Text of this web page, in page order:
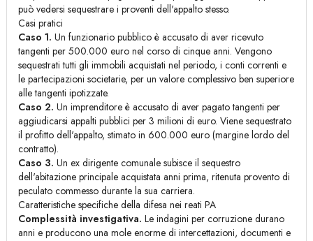
può vedersi sequestrare i proventi dell'appalto stesso.
Casi pratici
Caso 1. Un funzionario pubblico è accusato di aver ricevuto
tangenti per 500.000 euro nel corso di cinque anni. Vengono
sequestrati tutti gli immobili acquistati nel periodo, i conti correnti e
le partecipazioni societarie, per un valore complessivo ben superiore
alle tangenti ipotizzate.
Caso 2. Un imprenditore è accusato di aver pagato tangenti per
aggiudicarsi appalti pubblici per 3 milioni di euro. Viene sequestrato
il profitto dell'appalto, stimato in 600.000 euro (margine lordo del
contratto).
Caso 3. Un ex dirigente comunale subisce il sequestro
dell'abitazione principale acquistata anni prima, ritenuta provento di
peculato commesso durante la sua carriera.
Caratteristiche specifiche della difesa nei reati PA
Complessità investigativa. Le indagini per corruzione durano
anni e producono una mole enorme di intercettazioni, documenti e